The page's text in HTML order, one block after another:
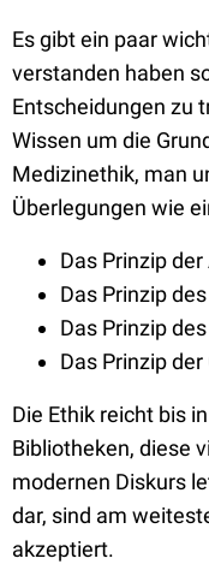
Es gibt ein paar
verstanden haben
Entscheidungen zu
Wissen um die
Medizinethik, man
Überlegungen wie
Das Prinzip
Das Prinzip
Das Prinzip
Das Prinzip
Die Ethik reicht bis
Bibliotheken, diese
modernen Diskurs
dar, sind am
akzeptiert.